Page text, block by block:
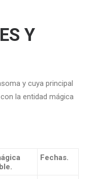
Y
y cuya principal
la entidad mágica
Fechas.